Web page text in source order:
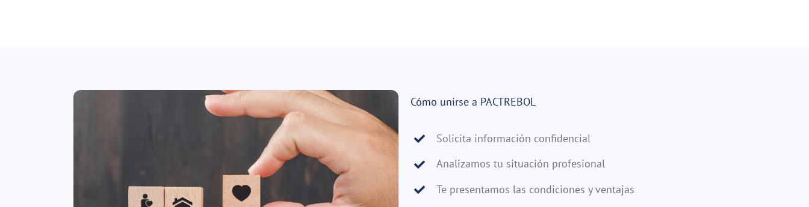
Cómo unirse a PACTREBOL
Solicita información confidencial
Analizamos tu situación profesional
Te presentamos las condiciones y ventajas